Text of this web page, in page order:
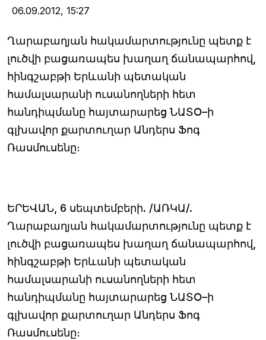
06.09.2012, 15:27
Ղարաբաղյան հակամարտությունը պետք է
լուծվի բացառապես խաղաղ ճանապարհով,
հինգշաբթի Երևանի պետական
համալսարանի ուսանողների հետ
հանդիպմանը հայտարարեց ՆԱՏՕ–ի
գլխավոր քարտուղար Անդերս Ֆոգ
Ռասմուսենը։
ԵՐԵՎԱՆ, 6 սեպտեմբերի. /ԱՌԿԱ/.
Ղարաբաղյան հակամարտությունը պետք է
լուծվի բացառապես խաղաղ ճանապարհով,
հինգշաբթի Երևանի պետական
համալսարանի ուսանողների հետ
հանդիպմանը հայտարարեց ՆԱՏՕ–ի
գլխավոր քարտուղար Անդերս Ֆոգ
Ռասմուսենը։